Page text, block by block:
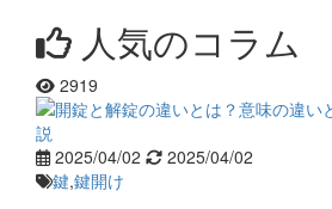
人気のコラム
2919
2025/04/02
2025/04/02
鍵,鍵開け